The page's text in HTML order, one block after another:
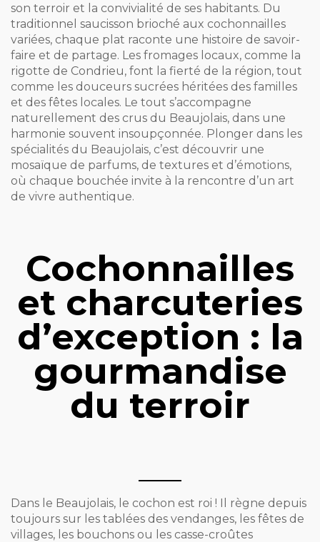
son terroir et la convivialité de ses habitants. Du
traditionnel saucisson brioché aux cochonnailles
variées, chaque plat raconte une histoire de savoir-
faire et de partage. Les fromages locaux, comme la
rigotte de Condrieu, font la fierté de la région, tout
comme les douceurs sucrées héritées des familles
et des fêtes locales. Le tout s’accompagne
naturellement des crus du Beaujolais, dans une
harmonie souvent insoupçonnée. Plonger dans les
spécialités du Beaujolais, c’est découvrir une
mosaïque de parfums, de textures et d’émotions,
où chaque bouchée invite à la rencontre d’un art
de vivre authentique.
Cochonnailles
et charcuteries
d’exception : la
gourmandise
du terroir
Dans le Beaujolais, le cochon est roi ! Il règne depuis
toujours sur les tablées des vendanges, les fêtes de
villages, les bouchons ou les casse-croûtes